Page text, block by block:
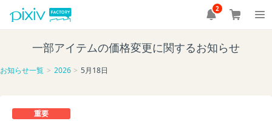
2
一部アイテムの価格変更に関するお知らせ
お知らせ一覧 2026 5月18日
重要